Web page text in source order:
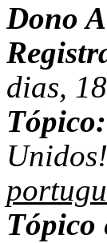
Dono
dias,
Tópico:
Tópico